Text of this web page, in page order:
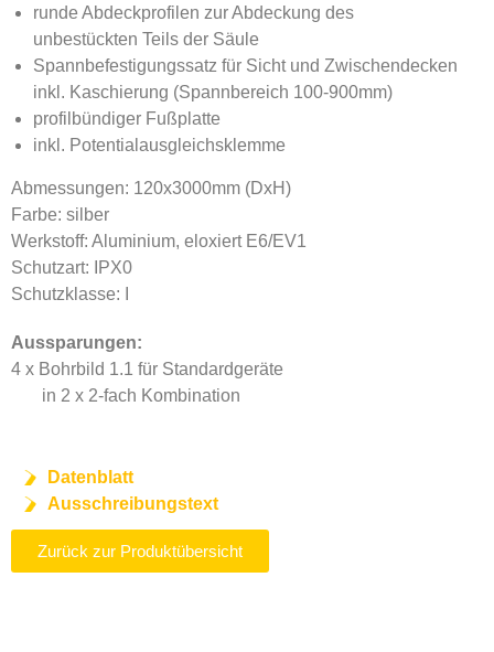
runde Abdeckprofilen zur Abdeckung des
unbestückten Teils der Säule
Spannbefestigungssatz für Sicht und Zwischendecken
inkl. Kaschierung (Spannbereich 100-900mm)
profilbündiger Fußplatte
inkl. Potentialausgleichsklemme
Abmessungen: 120x3000mm (DxH)
Farbe: silber
Werkstoff: Aluminium, eloxiert E6/EV1
Schutzart: IPX0
Schutzklasse: I
Aussparungen:
4 x Bohrbild 1.1 für Standardgeräte
in 2 x 2-fach Kombination
Datenblatt
Ausschreibungstext
Zurück zur Produktübersicht